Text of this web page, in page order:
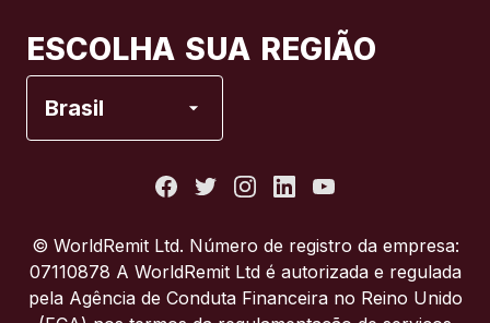
ESCOLHA SUA REGIÃO
Brasil
Itália
© WorldRemit Ltd. Número de registro da empresa:
07110878 A WorldRemit Ltd é autorizada e regulada
pela Agência de Conduta Financeira no Reino Unido